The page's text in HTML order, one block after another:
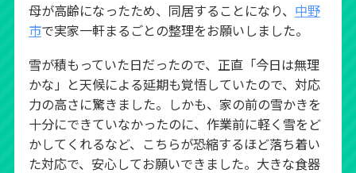
母が高齢になったため、同居することになり、 中野
市で実家一軒まるごとの整理をお願いしました。
雪が積もっていた日だったので、正直「今日は無理
かな」と天候による延期も覚悟していたので、対応
力の高さに驚きました。しかも、家の前の雪かきを
十分にできていなかったのに、作業前に軽く雪をど
かしてくれるなど、こちらが恐縮するほど落ち着い
た対応で、安心してお願いできました。大きな食器